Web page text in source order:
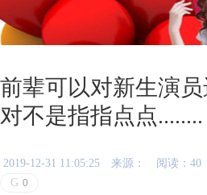
前辈可以对新生演
对不是指指点点........
2019-12-31 11:05:25 来源：
阅读：40
G 0